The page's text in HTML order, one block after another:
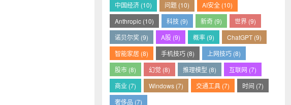
中国经济 (10)
问题 (10)
AI安全 (10)
Anthropic (10)
科技 (9) 新奇 (9)
世界 (9)
诺贝尔奖 (9)
A股 (9) 概率 (9)
ChatGPT (9)
智能家居 (8)
手机技巧 (8)
上网技巧 (8)
股市 (8)
幻觉 (8) 推理模型 (8)
互联网 (7)
商业 (7)
Windows (7) 交通工具 (7)
时间 (7)
奢侈品 (7)